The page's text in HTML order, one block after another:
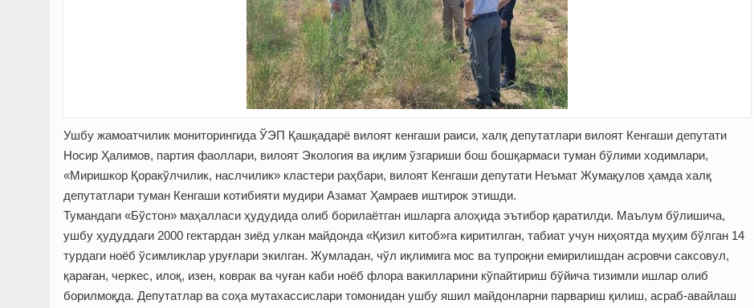
Ушбу жамоатчилик мониторингида ЎЭП Қашқадарё вилоят кенгаши раиси, халқ депутатлари вилоят Кенгаши депутати
Носир Ҳалимов, партия фаоллари, вилоят Экология ва иқлим ўзгариши бош бошқармаси туман бўлими ходимлари,
«Миришкор Қоракўлчилик, наслчилик» кластери раҳбари, вилоят Кенгаши депутати Неъмат Жумақулов ҳамда халқ
депутатлари туман Кенгаши котибияти мудири Азамат Ҳамраев иштирок этишди.
Тумандаги «Бўстон» маҳалласи ҳудудида олиб борилаётган ишларга алоҳида эътибор қаратилди. Маълум бўлишича,
ушбу ҳудуддаги 2000 гектардан зиёд улкан майдонда «Қизил китоб»га киритилган, табиат учун ниҳоятда муҳим бўлган 14
турдаги ноёб ўсимликлар уруғлари экилган. Жумладан, чўл иқлимига мос ва тупроқни емирилишдан асровчи саксовул,
қараған, черкес, илоқ, изен, коврак ва чуған каби ноёб флора вакилларини кўпайтириш бўйича тизимли ишлар олиб
борилмоқда. Депутатлар ва соҳа мутахассислари томонидан ушбу яшил майдонларни парвариш қилиш, асраб-авайлаш